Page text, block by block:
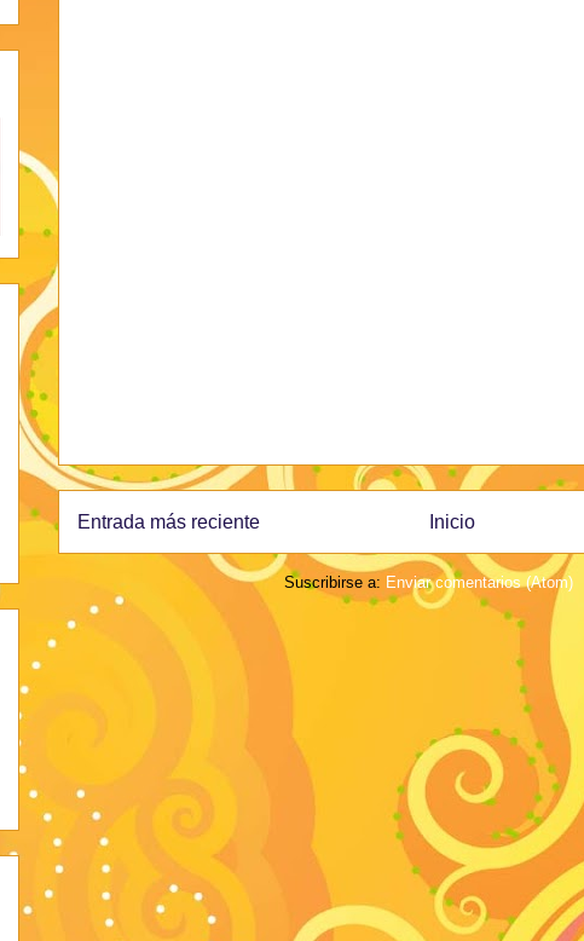
Entrada más reciente Inicio
Suscribirse a: Enviar comentarios (Atom)